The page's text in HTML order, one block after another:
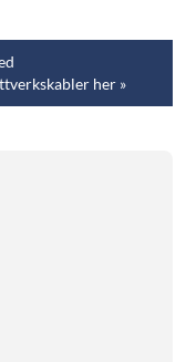
her »